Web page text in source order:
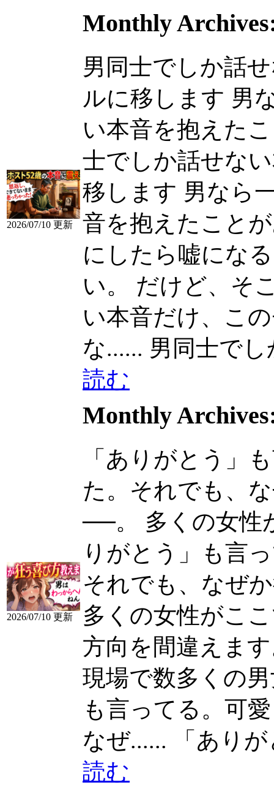
2026/07/10 更新
Monthly
男同士でしか話
ルに移します 男
い本音を抱えた
士でしか話せな
移します 男なら
音を抱えたこと
にしたら嘘にな
い。 だけど、そ
い本音だけ、こ
な...... 男同士で
読む
2026/07/10 更新
Monthly
「ありがとう」
た。それでも、
──。 多くの女性
りがとう」も言
それでも、なぜ
多くの女性がこ
方向を間違えま
現場で数多くの
も言ってる。可
なぜ......
「あり
読む